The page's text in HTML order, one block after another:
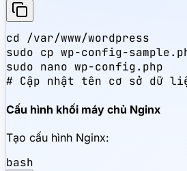
cd /var/www/wordpress
sudo cp wp-config-
sudo nano wp-config.php
# Cập nhật tên cơ sở dữ
Cấu hình khối máy chủ Nginx
Tạo cấu hình Nginx:
bash